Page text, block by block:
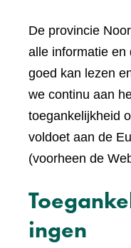
De provincie
alle informatie en
goed kan lezen
we continu aan
toegankelijkheid
voldoet aan de
(voorheen de
ingen